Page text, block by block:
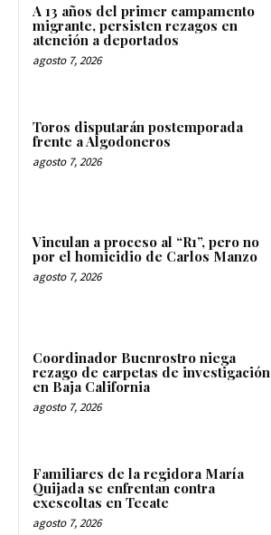
A 13 años del primer campamento
migrante, persisten rezagos en
atención a deportados
agosto 7, 2026
Toros disputarán postemporada
frente a Algodoneros
agosto 7, 2026
Vinculan a proceso al “R1”, pero no
por el homicidio de Carlos Manzo
agosto 7, 2026
Coordinador Buenrostro niega
rezago de carpetas de investigación
en Baja California
agosto 7, 2026
Familiares de la regidora María
Quijada se enfrentan contra
exescoltas en Tecate
agosto 7, 2026